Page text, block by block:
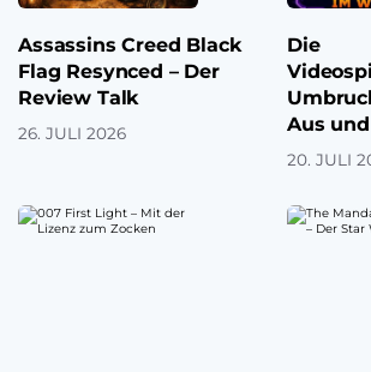
Assassins Creed Black
Flag Resynced – Der
Review Talk
26. JULI 2026
Die
Aus
20. JULI